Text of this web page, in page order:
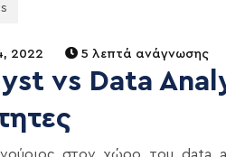
2022 5 λεπτά ανάγνωσης
vs Data
στον χώρο του data